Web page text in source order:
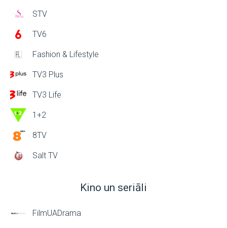
STV
TV6
Fashion & Lifestyle
TV3 Plus
TV3 Life
1+2
8TV
Salt TV
Kino un seriāli
FilmUADrama